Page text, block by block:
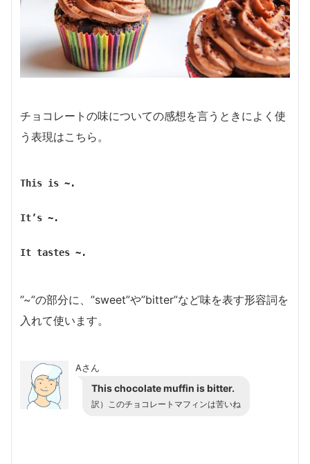
チョコレートの味についての感想を言うときによく使
う表現はこちら。
This is ~.
It’s ~.
It tastes ~.
”~”の部分に、”sweet”や”bitter”など味を表す形容詞を
入れて使います。
Aさん
This chocolate muffin is bitter.
訳） このチョコレートマフィンは苦いね